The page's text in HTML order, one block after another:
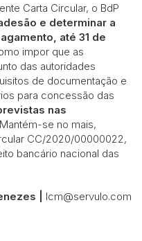
Carta Circular, o BdP
e determinar a
até 31 de
impor que as
das autoridades
de documentação e
para concessão das
nas
se no mais,
CC/2020/00000022,
bancário nacional das
| lcm@servulo.com